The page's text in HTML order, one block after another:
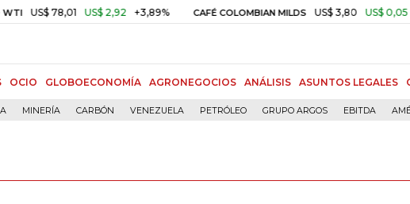
78,01 US$ 2,92 +3,89% CAFÉ COLOMBIAN MILDS US$ 3,80 US$ 0,05
OCIO GLOBOECONOMÍA AGRONEGOCIOS ANÁLISIS ASUNTOS LEGALES
MINERÍA CARBÓN VENEZUELA PETRÓLEO GRUPO ARGOS EBITDA